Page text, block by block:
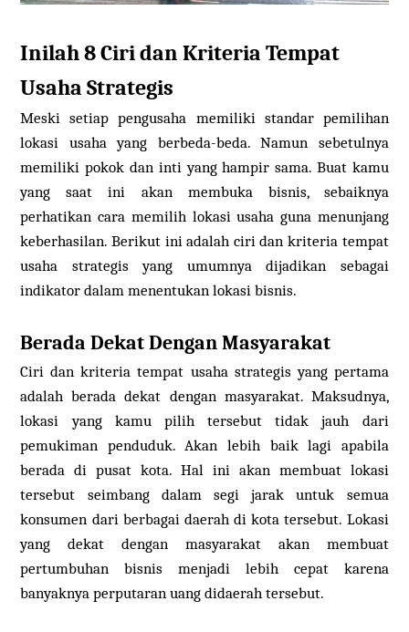
Inilah 8 Ciri dan Kriteria Tempat
Usaha Strategis
Meski setiap pengusaha memiliki standar pemilihan
lokasi usaha yang berbeda-beda. Namun sebetulnya
memiliki pokok dan inti yang hampir sama. Buat kamu
yang saat ini akan membuka bisnis, sebaiknya
perhatikan cara memilih lokasi usaha guna menunjang
keberhasilan. Berikut ini adalah ciri dan kriteria tempat
usaha strategis yang umumnya dijadikan sebagai
indikator dalam menentukan lokasi bisnis.
Berada Dekat Dengan Masyarakat
Ciri dan kriteria tempat usaha strategis yang pertama
adalah berada dekat dengan masyarakat. Maksudnya,
lokasi yang kamu pilih tersebut tidak jauh dari
pemukiman penduduk. Akan lebih baik lagi apabila
berada di pusat kota. Hal ini akan membuat lokasi
tersebut seimbang dalam segi jarak untuk semua
konsumen dari berbagai daerah di kota tersebut. Lokasi
yang dekat dengan masyarakat akan membuat
pertumbuhan bisnis menjadi lebih cepat karena
banyaknya perputaran uang didaerah tersebut.